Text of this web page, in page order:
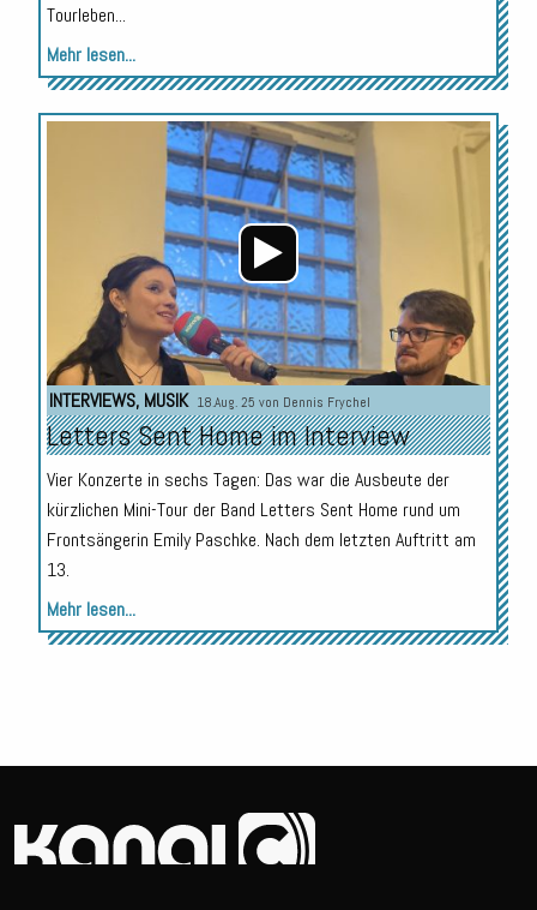
Tourleben...
Mehr lesen...
Audio-
Player
INTERVIEWS, MUSIK 18.Aug. 25 von Dennis Frychel
Letters Sent Home im Interview
Vier Konzerte in sechs Tagen: Das war die Ausbeute der
kürzlichen Mini-Tour der Band Letters Sent Home rund um
Frontsängerin Emily Paschke. Nach dem letzten Auftritt am
13.
Mehr lesen...